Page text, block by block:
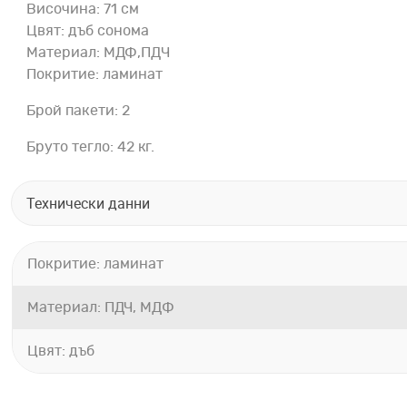
Височина: 71 см
Цвят: дъб сонома
Материал: МДФ,ПДЧ
Покритие: ламинат
Брой пакети: 2
Бруто тегло: 42 кг.
Технически данни
Покритие: ламинат
Материал: ПДЧ, МДФ
Цвят: дъб